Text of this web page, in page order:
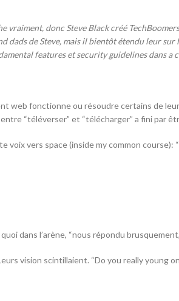
donc Steve Black créé
dads de Steve, mais il bientôt étendu leur
features et security guidelines dans a
web fonctionne ou résoudre certains de
“téléverser” et “télécharger” a fini par
voix vers space (inside my common
dans l’arène, “nous répondu
vision scintillaient. “Do you really young